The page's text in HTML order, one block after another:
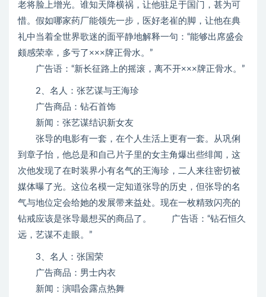
老将脸上增光。谁知天降横祸，让他驻足于国门，甚为可
惜。假如哪家药厂能领先一步，医好老崔的脚，让他在典
礼中当着全世界歌迷的面平静地解释一句：“能够出席盛会
颇感荣幸，多亏了×××牌正骨水。”
广告语：“新长征路上的摇滚，离不开×××牌正骨水。”
2、名人：张艺谋与王海珍
广告商品：钻石首饰
新闻：张艺谋结识新女友
张导的电影有一套，在个人生活上更有一套。从巩俐
到章子怡，他总是和自己片子里的女主角爆出些绯闻，这
次他发现了在时装界小有名气的王海珍，二人来往密切被
媒体曝了光。这位名模一定知道张导的历史，但张导的名
气与地位定会给她的发展带来益处。现在一枚精致闪亮的
钻戒应该是张导最想买的商品了。 广告语：“钻石恒久
远，艺谋不走眼。”
3、名人：张国荣
广告商品：男士内衣
新闻：演唱会露点热舞